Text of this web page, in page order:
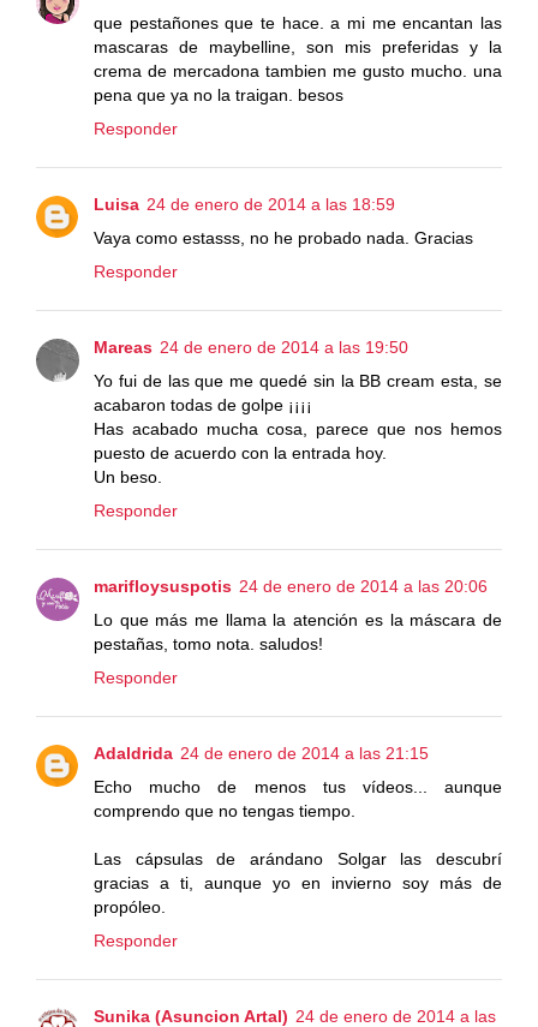
que pestañones que te hace. a mi me encantan las
mascaras de maybelline, son mis preferidas y la
crema de mercadona tambien me gusto mucho. una
pena que ya no la traigan. besos
Responder
Luisa 24 de enero de 2014 a las 18:59
Vaya como estasss, no he probado nada. Gracias
Responder
Mareas 24 de enero de 2014 a las 19:50
Yo fui de las que me quedé sin la BB cream esta, se
acabaron todas de golpe ¡¡¡¡
Has acabado mucha cosa, parece que nos hemos
puesto de acuerdo con la entrada hoy.
Un beso.
Responder
marifloysuspotis 24 de enero de 2014 a las 20:06
Lo que más me llama la atención es la máscara de
pestañas, tomo nota. saludos!
Responder
Adaldrida 24 de enero de 2014 a las 21:15
Echo mucho de menos tus vídeos... aunque
comprendo que no tengas tiempo.
Las cápsulas de arándano Solgar las descubrí
gracias a ti, aunque yo en invierno soy más de
propóleo.
Responder
Sunika (Asuncion Artal) 24 de enero de 2014 a las